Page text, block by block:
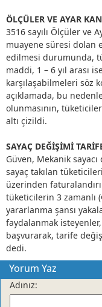
ÖLÇÜLER VE AYAR
3516 sayılı Ölçüler ve
muayene süresi dolan
edilmesi durumunda,
maddi, 1 – 6 yıl arası
karşılaşabilmeleri söz
açıklamada, bu
olunmasının,
altı çizildi.
SAYAÇ DEĞİŞİMİ
Güven, Mekanik
sayaç takılan
üzerinden
tüketicilerin 3 zamanlı
yararlanma şansı
faydalanmak
başvurarak, tarife
dedi.
Yorum Yaz
Adınız:
Gastro Kent
DİDEM ÖZİRİ